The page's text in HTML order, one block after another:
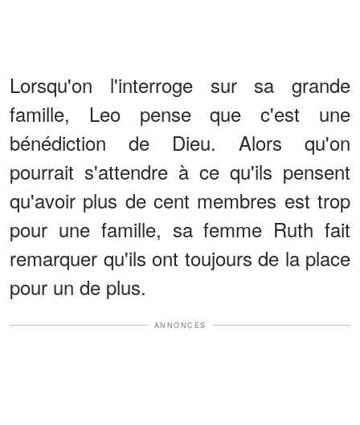
Lorsqu'on l'interroge sur sa grande
famille, Leo pense que c'est une
bénédiction de Dieu. Alors qu'on
pourrait s'attendre à ce qu'ils pensent
qu'avoir plus de cent membres est trop
pour une famille, sa femme Ruth fait
remarquer qu'ils ont toujours de la place
pour un de plus.
ANNONCES